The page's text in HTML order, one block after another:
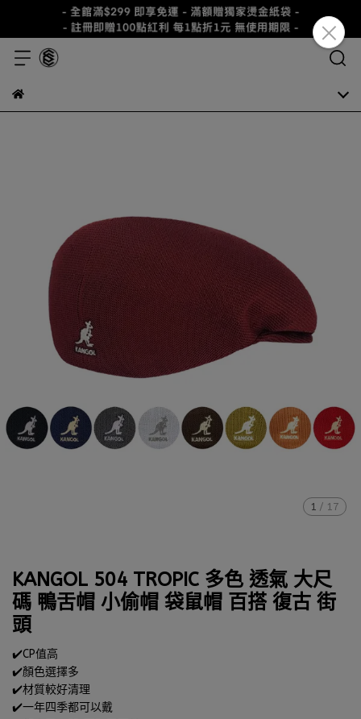
1 / 17
KANGOL 504 TROPIC 多色 透氣 大尺
碼 鴨舌帽 小偷帽 袋鼠帽 百搭 復古 街
頭
✔️CP值高
✔️顏色選擇多
✔️材質較好清理
✔️一年四季都可以戴